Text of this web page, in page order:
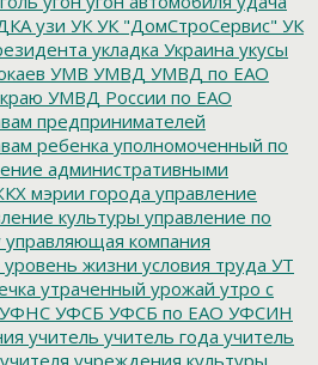
узи УК УК "ДомСтроСервис" УК
укладка Украина укусы
УМВ УМВД УМВД по ЕАО
УМВД России по ЕАО
предпринимателей
ребенка уполномоченный по
административными
мэрии города управление
культуры управление по
управляющая компания
уровень жизни условия труда УТ
утраченный урожай утро с
УФНС УФСБ УФСБ по ЕАО УФСИН
учитель учитель года учитель
учителя учреждения культуры